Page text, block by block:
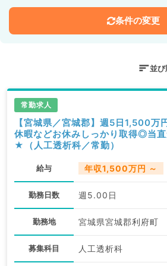
条件の変更
並び
常勤求人
【宮城県／宮城郡】週5日1,500万
休暇などお休みしっかり取得◎当
★（人工透析科／常勤）
給与 年収1,500万円 ～
勤務日数 週5.00日
勤務地 宮城県宮城郡利府町
募集科目 人工透析科